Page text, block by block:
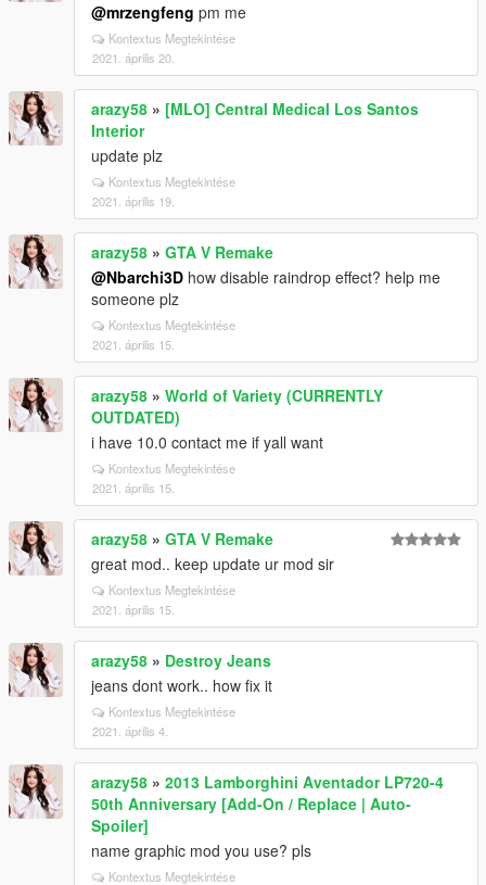
@mrzengfeng pm me
Kontextus Megtekintése
2021. április 20.
arazy58 » [MLO] Central Medical Los Santos
Interior
update plz
Kontextus Megtekintése
2021. április 19.
arazy58 » GTA V Remake
@Nbarchi3D how disable raindrop effect? help me
someone plz
Kontextus Megtekintése
2021. április 15.
arazy58 » World of Variety (CURRENTLY
OUTDATED)
i have 10.0 contact me if yall want
Kontextus Megtekintése
2021. április 15.
arazy58 » GTA V Remake
great mod.. keep update ur mod sir
Kontextus Megtekintése
2021. április 15.
arazy58 » Destroy Jeans
jeans dont work.. how fix it
Kontextus Megtekintése
2021. április 4.
arazy58 » 2013 Lamborghini Aventador LP720-4
50th Anniversary [Add-On / Replace | Auto-
Spoiler]
name graphic mod you use? pls
Kontextus Megtekintése